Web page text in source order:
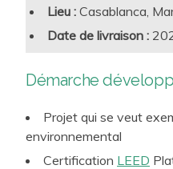
naturels, propices à la
l’air, par responsabilité
Valoriser l’éco-
exigences des
environnementalepour
une expertise robuste,
Lieu : Casablanca,
Date de livraison :
Démarche
Projet qui se veut
environnemental
Certification LEED